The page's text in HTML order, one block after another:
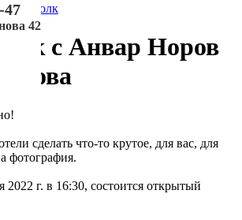
47
42
Толк
с Анвар Норов
сделать что-то крутое, для вас, для
фотография.
2022 г. в 16:30, состоится открытый